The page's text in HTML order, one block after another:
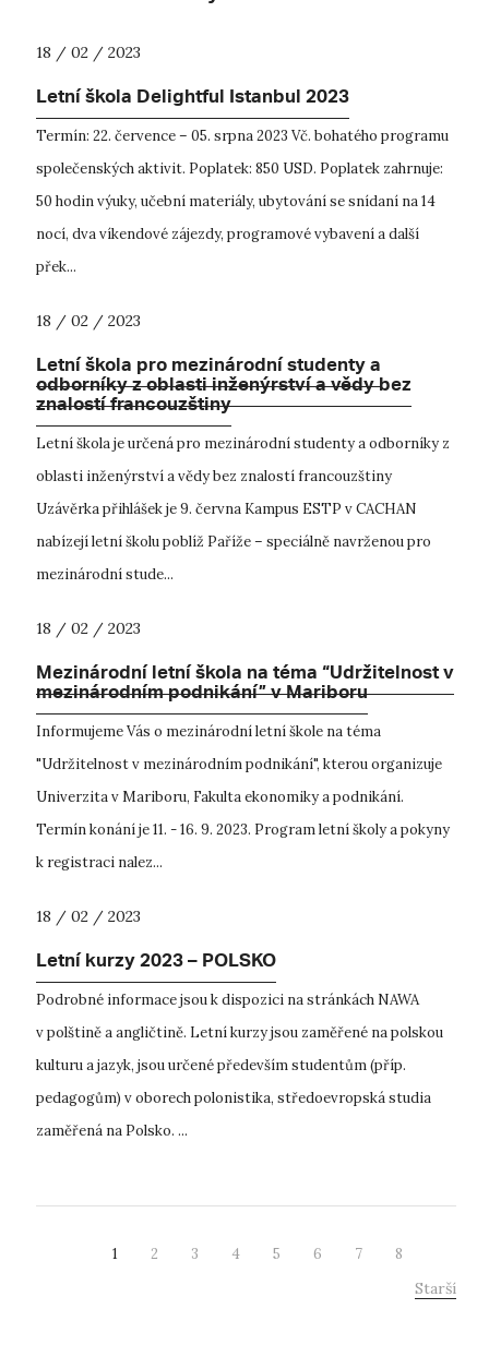
18 / 02 / 2023
Letní škola Delightful Istanbul 2023
Termín: 22. července – 05. srpna 2023 Vč. bohatého programu
společenských aktivit. Poplatek: 850 USD. Poplatek zahrnuje:
50 hodin výuky, učební materiály, ubytování se snídaní na 14
nocí, dva víkendové zájezdy, programové vybavení a další
přek...
18 / 02 / 2023
Letní škola pro mezinárodní studenty a
odborníky z oblasti inženýrství a vědy bez
znalostí francouzštiny
Letní škola je určená pro mezinárodní studenty a odborníky z
oblasti inženýrství a vědy bez znalostí francouzštiny
Uzávěrka přihlášek je 9. června Kampus ESTP v CACHAN
nabízejí letní školu poblíž Paříže – speciálně navrženou pro
mezinárodní stude...
18 / 02 / 2023
Mezinárodní letní škola na téma “Udržitelnost v
mezinárodním podnikání” v Mariboru
Informujeme Vás o mezinárodní letní škole na téma
"Udržitelnost v mezinárodním podnikání", kterou organizuje
Univerzita v Mariboru, Fakulta ekonomiky a podnikání.
Termín konání je 11. - 16. 9. 2023. Program letní školy a pokyny
k registraci nalez...
18 / 02 / 2023
Letní kurzy 2023 – POLSKO
Podrobné informace jsou k dispozici na stránkách NAWA
v polštině a angličtině. Letní kurzy jsou zaměřené na polskou
kulturu a jazyk, jsou určené především studentům (příp.
pedagogům) v oborech polonistika, středoevropská studia
zaměřená na Polsko. ...
1 2 3 4 5 6 7 8
Starší